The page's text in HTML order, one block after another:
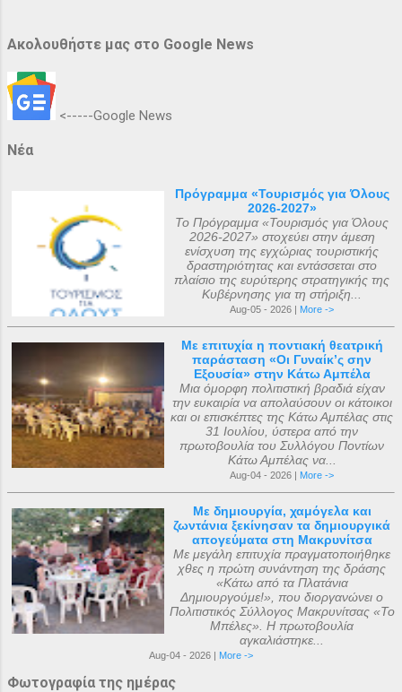
Ακολουθήστε μας στο Google News
<-----Google News
Νέα
Πρόγραμμα «Τουρισμός για Όλους
2026-2027»
Το Πρόγραμμα «Τουρισμός για Όλους
2026-2027» στοχεύει στην άμεση
ενίσχυση της εγχώριας τουριστικής
δραστηριότητας και εντάσσεται στο
πλαίσιο της ευρύτερης στρατηγικής της
Κυβέρνησης για τη στήριξη...
Aug-05 - 2026 | More ->
Με επιτυχία η ποντιακή θεατρική
παράσταση «Οι Γυναίκ’ς σην
Εξουσία» στην Κάτω Αμπέλα
Μια όμορφη πολιτιστική βραδιά είχαν
την ευκαιρία να απολαύσουν οι κάτοικοι
και οι επισκέπτες της Κάτω Αμπέλας στις
31 Ιουλίου, ύστερα από την
πρωτοβουλία του Συλλόγου Ποντίων
Κάτω Αμπέλας να...
Aug-04 - 2026 | More ->
Με δημιουργία, χαμόγελα και
ζωντάνια ξεκίνησαν τα δημιουργικά
απογεύματα στη Μακρυνίτσα
Με μεγάλη επιτυχία πραγματοποιήθηκε
χθες η πρώτη συνάντηση της δράσης
«Κάτω από τα Πλατάνια
Δημιουργούμε!», που διοργανώνει ο
Πολιτιστικός Σύλλογος Μακρυνίτσας «Το
Μπέλες». Η πρωτοβουλία
αγκαλιάστηκε...
Aug-04 - 2026 | More ->
Φωτογραφία της ημέρας